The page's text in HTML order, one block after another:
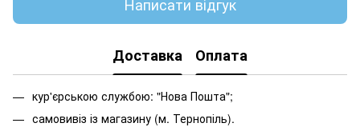
Доставка Оплата
кур'єрською службою: "Нова Пошта";
самовивіз із магазину (м. Тернопіль).